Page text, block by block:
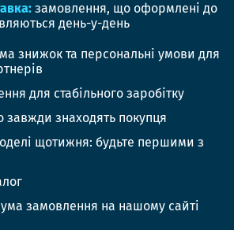
замовлення, що оформлені до
день-у-день
знижок та персональні умови для
для стабільного заробітку
завжди знаходять покупця
щотижня: будьте першими з
замовлення на нашому сайті